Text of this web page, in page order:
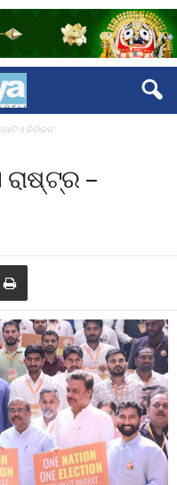
ନିର୍ବାଚନ’
–